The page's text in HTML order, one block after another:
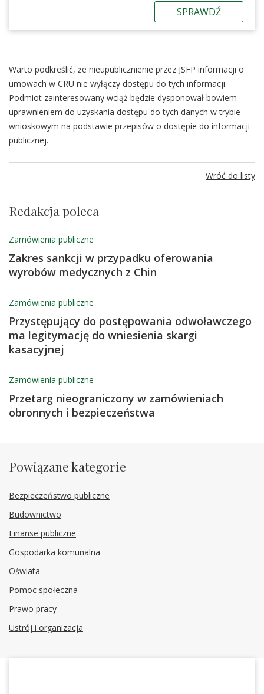
SPRAWDŹ
Warto podkreślić, że nieupublicznienie przez JSFP informacji o
umowach w CRU nie wyłączy dostępu do tych informacji.
Podmiot zainteresowany wciąż będzie dysponował bowiem
uprawnieniem do uzyskania dostępu do tych danych w trybie
wnioskowym na podstawie przepisów o dostępie do informacji
publicznej.
Wróć do listy
Redakcja poleca
Zamówienia publiczne
Zakres sankcji w przypadku oferowania
wyrobów medycznych z Chin
Zamówienia publiczne
Przystępujący do postępowania odwoławczego
ma legitymację do wniesienia skargi
kasacyjnej
Zamówienia publiczne
Przetarg nieograniczony w zamówieniach
obronnych i bezpieczeństwa
Powiązane kategorie
Bezpieczeństwo publiczne
Budownictwo
Finanse publiczne
Gospodarka komunalna
Oświata
Pomoc społeczna
Prawo pracy
Ustrój i organizacja